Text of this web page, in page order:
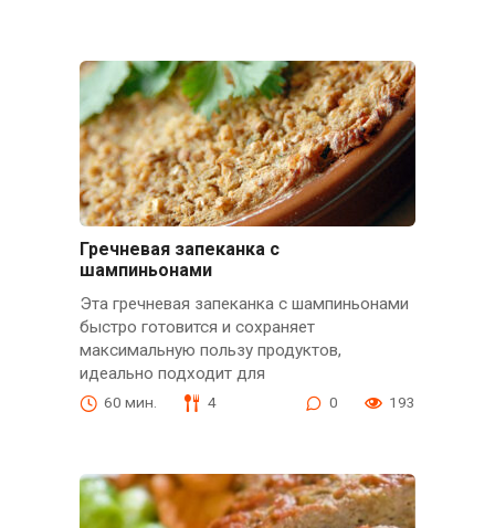
Гречневая запеканка с
шампиньонами
Эта гречневая запеканка с шампиньонами
быстро готовится и сохраняет
максимальную пользу продуктов,
идеально подходит для
60 мин. 4 0 193